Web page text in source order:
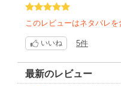
このレビューはネタバレ
いいね 5件
最新のレビュー